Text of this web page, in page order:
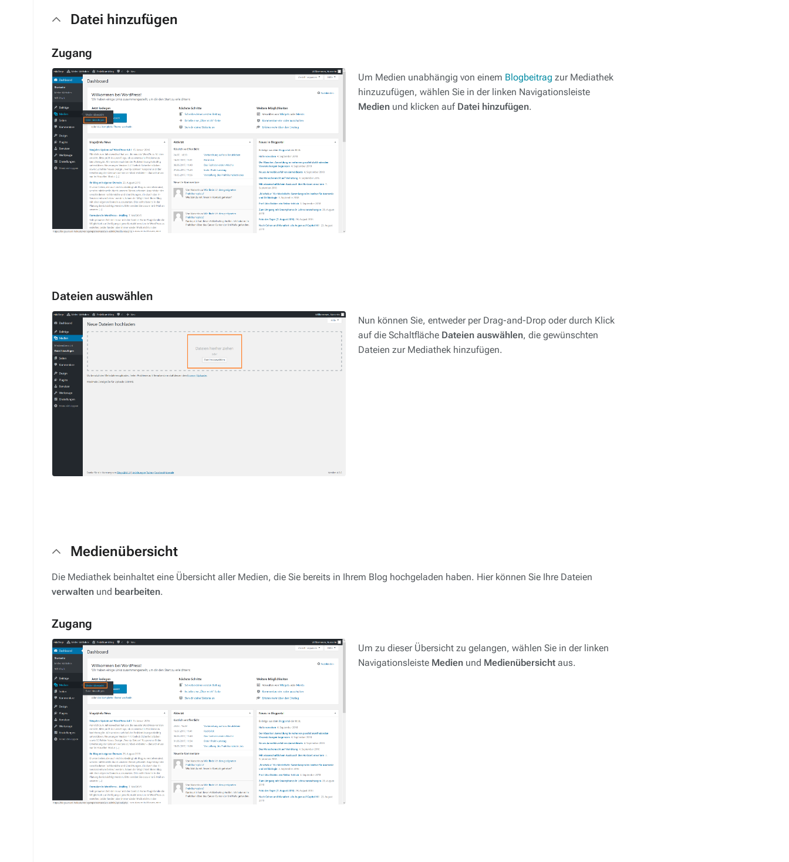
Datei hinzufügen
Zugang
Um Medien unabhängig von einem Blogbeitrag zur Mediathek
hinzuzufügen, wählen Sie in der linken Navigationsleiste
Medien und klicken auf Datei hinzufügen.
Dateien auswählen
Nun können Sie, entweder per Drag-and-Drop oder durch Klick
auf die Schaltfläche Dateien auswählen, die gewünschten
Dateien zur Mediathek hinzufügen.
Medienübersicht
Die Mediathek beinhaltet eine Übersicht aller Medien, die Sie bereits in Ihrem Blog hochgeladen haben. Hier können Sie Ihre Dateien
verwalten und bearbeiten.
Zugang
Um zu dieser Übersicht zu gelangen, wählen Sie in der linken
Navigationsleiste Medien und Medienübersicht aus.